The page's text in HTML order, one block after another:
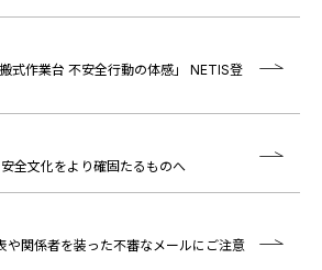
式作業台 不安全行動の体感」 NETIS登
全文化をより確固たるものへ
や関係者を装った不審なメールにご注意